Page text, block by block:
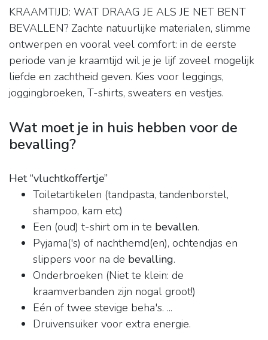
KRAAMTIJD: WAT DRAAG JE ALS JE NET BENT
BEVALLEN? Zachte natuurlijke materialen, slimme
ontwerpen en vooral veel comfort: in de eerste
periode van je kraamtijd wil je je lijf zoveel mogelijk
liefde en zachtheid geven. Kies voor leggings,
joggingbroeken, T-shirts, sweaters en vestjes.
Wat moet je in huis hebben voor de
bevalling?
Het “vluchtkoffertje”
Toiletartikelen (tandpasta, tandenborstel,
shampoo, kam etc)
Een (oud) t-shirt om in te bevallen.
Pyjama('s) of nachthemd(en), ochtendjas en
slippers voor na de bevalling.
Onderbroeken (Niet te klein: de
kraamverbanden zijn nogal groot!)
Eén of twee stevige beha's. ...
Druivensuiker voor extra energie.